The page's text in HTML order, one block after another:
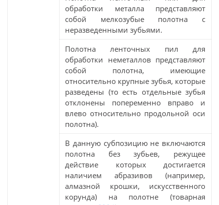
обработки металла представляют
собой мелкозубые полотна с
неразведенными зубьями.
Полотна ленточных пил для
обработки неметаллов представляют
собой полотна, имеющие
относительно крупные зубья, которые
разведены (то есть отдельные зубья
отклонены попеременно вправо и
влево относительно продольной оси
полотна).
В данную субпозицию не включаются
полотна без зубьев, режущее
действие которых достигается
наличием абразивов (например,
алмазной крошки, искусственного
корунда) на полотне (товарная